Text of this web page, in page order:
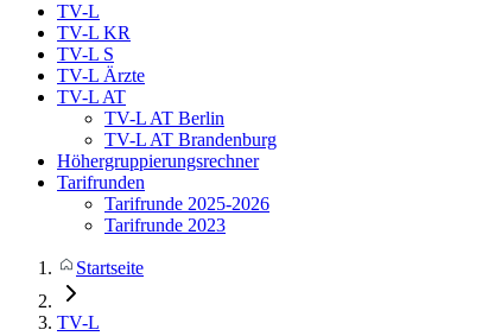
TV-L
TV-L KR
TV-L S
TV-L Ärzte
TV-L AT
TV-L AT Berlin
TV-L AT Brandenburg
Höhergruppierungsrechner
Tarifrunden
Tarifrunde 2025-2026
Tarifrunde 2023
Startseite
TV-L